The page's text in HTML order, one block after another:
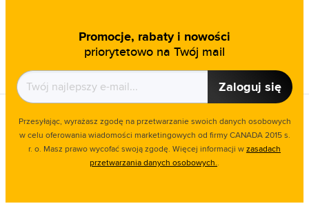
Promocje, rabaty i nowości
priorytetowo na Twój mail
Zaloguj się
Przesyłając, wyrażasz zgodę na przetwarzanie swoich danych osobowych
w celu oferowania wiadomości marketingowych od firmy CANADA 2015 s.
r. o. Masz prawo wycofać swoją zgodę. Więcej informacji wzasadach
przetwarzania danych osobowych..